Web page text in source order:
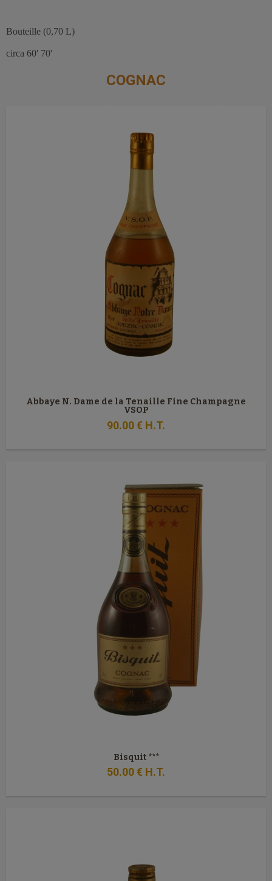
Bouteille (0,70 L)
circa 60' 70'
COGNAC
Abbaye N. Dame de la Tenaille Fine Champagne
VSOP
90.00€ H.T.
Bisquit ***
50.00€ H.T.